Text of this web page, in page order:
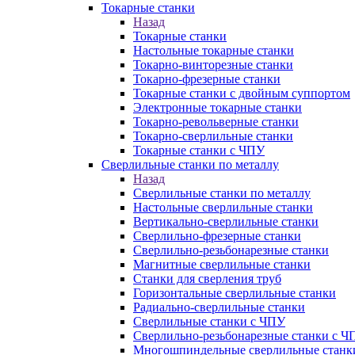
Токарные станки
Назад
Токарные станки
Настольные токарные станки
Токарно-винторезные станки
Токарно-фрезерные станки
Токарные станки с двойным суппортом
Электронные токарные станки
Токарно-револьверные станки
Токарно-сверлильные станки
Токарные станки с ЧПУ
Сверлильные станки по металлу
Назад
Сверлильные станки по металлу
Настольные сверлильные станки
Вертикально-сверлильные станки
Сверлильно-фрезерные станки
Сверлильно-резьбонарезные станки
Магнитные сверлильные станки
Станки для сверления труб
Горизонтальные сверлильные станки
Радиально-сверлильные станки
Сверлильные станки с ЧПУ
Сверлильно-резьбонарезные станки с
Многошпиндельные сверлильные